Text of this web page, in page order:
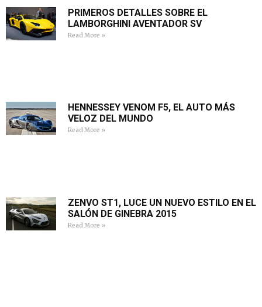
PRIMEROS DETALLES SOBRE EL
LAMBORGHINI AVENTADOR SV
Read More »
HENNESSEY VENOM F5, EL AUTO MÁS
VELOZ DEL MUNDO
Read More »
ZENVO ST1, LUCE UN NUEVO ESTILO EN EL
SALÓN DE GINEBRA 2015
Read More »